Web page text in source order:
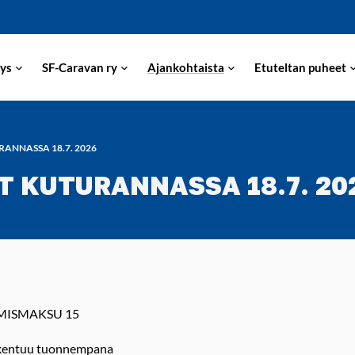
SF-Caravan ry Ajankohtaista Etuteltan puheet
18.7. 2026
KUTURANNASSA 18.7.
15
tuonnempana